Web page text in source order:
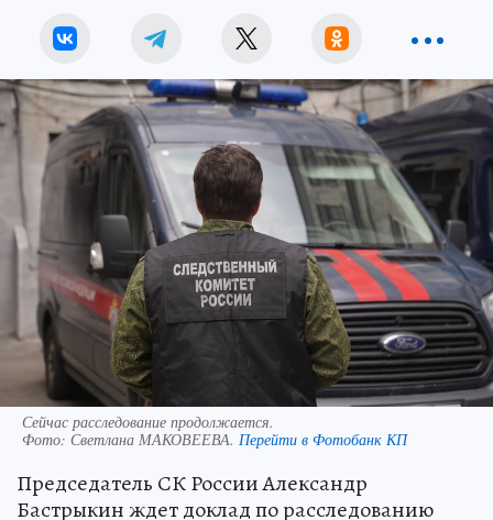
Сейчас расследование продолжается.
Фото: Светлана МАКОВЕЕВА. Перейти в Фотобанк КП
Председатель СК России Александр
Бастрыкин ждет доклад по расследованию